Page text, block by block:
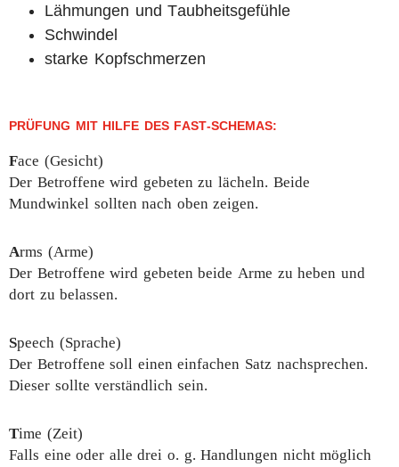
Lähmungen und Taubheitsgefühle
Schwindel
starke Kopfschmerzen
PRÜFUNG MIT HILFE DES FAST-SCHEMAS:
Face (Gesicht)
Der Betroffene wird gebeten zu lächeln. Beide
Mundwinkel sollten nach oben zeigen.
Arms (Arme)
Der Betroffene wird gebeten beide Arme zu heben und
dort zu belassen.
Speech (Sprache)
Der Betroffene soll einen einfachen Satz nachsprechen.
Dieser sollte verständlich sein.
Time (Zeit)
Falls eine oder alle drei o. g. Handlungen nicht möglich